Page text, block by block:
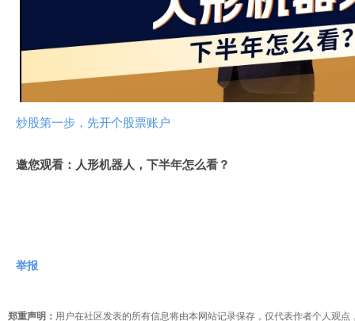
放
视
频
炒股第一步，先开个股票账户
邀您观看：人形机器人，下半年怎么看？
举报
郑重声明： 用户在社区发表的所有信息将由本网站记录保存，仅代表作者个人观